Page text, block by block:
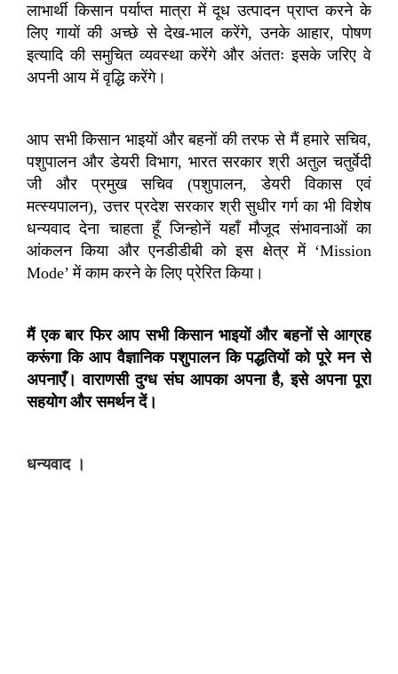
लाभार्थी किसान पर्याप्त मात्रा में दूध उत्पादन प्राप्त करने के
लिए गायों की अच्छे से देख-भाल करेंगे,उनके आहार,पोषण
इत्यादि की समुचित व्यवस्था करेंगे और अंततः इसके जरिए वे
अपनी आय में वृद्धि करेंगे।
आप सभी किसान भाइयों और बहनों की तरफ से मैं हमारे सचिव,
पशुपालन और डेयरी विभाग, भारत सरकार श्री अतुल चतुर्वेदी
जी और प्रमुख सचिव (पशुपालन,डेयरी विकास एवं
मत्स्यपालन),उत्तर प्रदेश सरकार श्री सुधीर गर्ग का भी विशेष
धन्यवाद देना चाहता हूँ जिन्होनें यहाँ मौजूद संभावनाओं का
आंकलन किया और एनडीडीबी को इस क्षेत्र में ‘Mission
Mode’में काम करने के लिए प्रेरित किया।
मैं एक बार फिर आप सभी किसान भाइयों और बहनों से आग्रह
करूंगा कि आप वैज्ञानिक पशुपालन कि पद्धतियों को पूरे मन से
अपनाएँ। वाराणसी दुग्ध संघ आपका अपना है,इसे अपना पूरा
सहयोग और समर्थन दें।
धन्यवाद ।